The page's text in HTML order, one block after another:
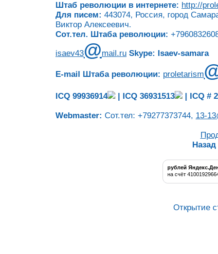
Штаб революции в интернете: http://
Для писем: 443074, Россия, город
Виктор Алексеевич.
Сот.тел. Штаба революции:
isaev43@mail.ru Skype: Isaev-samara
E-mail Штаба революции: proletarism
ICQ 99936914 | ICQ 36931513 | ICQ #
Webmaster: Сот.тел: +79277373744, 13-
Назад
рублей
на счёт
Открытие